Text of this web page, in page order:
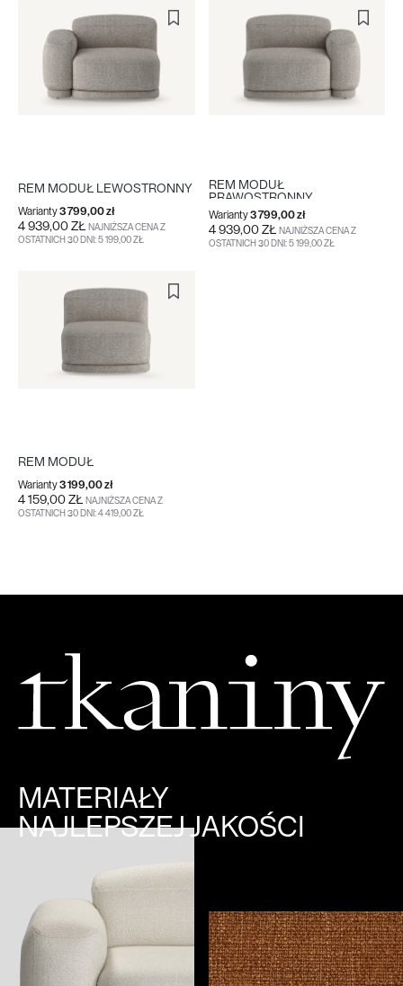
REM MODUŁ LEWOSTRONNY
Warianty3 799,00 zł
4 939,00 ZŁ NAJNIŻSZA CENA Z
OSTATNICH 30 DNI: 5 199,00 ZŁ
REM MODUŁ
PRAWOSTRONNY
Warianty3 799,00 zł
4 939,00 ZŁ NAJNIŻSZA CENA Z
OSTATNICH 30 DNI: 5 199,00 ZŁ
REM MODUŁ
Warianty3 199,00 zł
4 159,00 ZŁ NAJNIŻSZA CENA Z
OSTATNICH 30 DNI: 4 419,00 ZŁ
MATERIAŁY
NAJLEPSZEJ JAKOŚCI